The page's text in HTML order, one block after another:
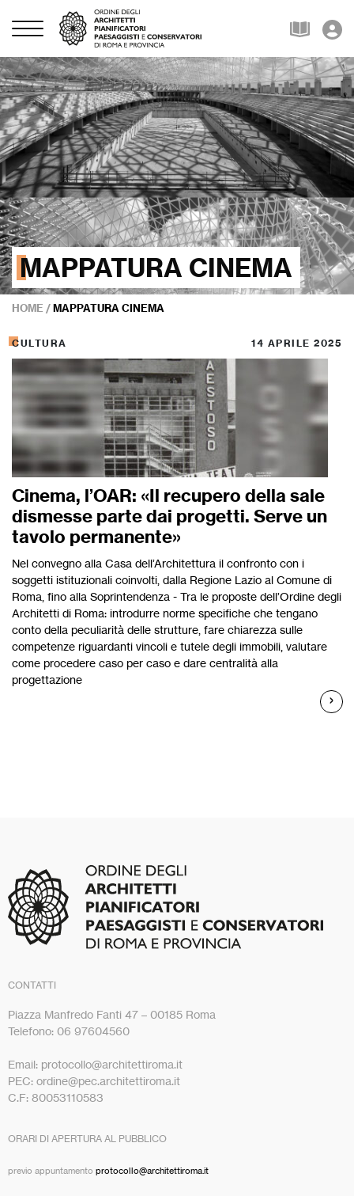
MAPPATURA CINEMA
HOME /MAPPATURA CINEMA
CULTURA 14 APRILE 2025
Cinema, l’OAR: «Il recupero della sale
dismesse parte dai progetti. Serve un
tavolo permanente»
Nel convegno alla Casa dell’Architettura il confronto con i
soggetti istituzionali coinvolti, dalla Regione Lazio al Comune di
Roma, fino alla Soprintendenza - Tra le proposte dell’Ordine degli
Architetti di Roma: introdurre norme specifiche che tengano
conto della peculiarità delle strutture, fare chiarezza sulle
competenze riguardanti vincoli e tutele degli immobili, valutare
come procedere caso per caso e dare centralità alla
progettazione
CONTATTI
Piazza Manfredo Fanti 47 – 00185 Roma
Telefono: 06 97604560
Email: protocollo@architettiroma.it
PEC: ordine@pec.architettiroma.it
C.F: 80053110583
ORARI DI APERTURA AL PUBBLICO
previo appuntamento protocollo@architettiroma.it